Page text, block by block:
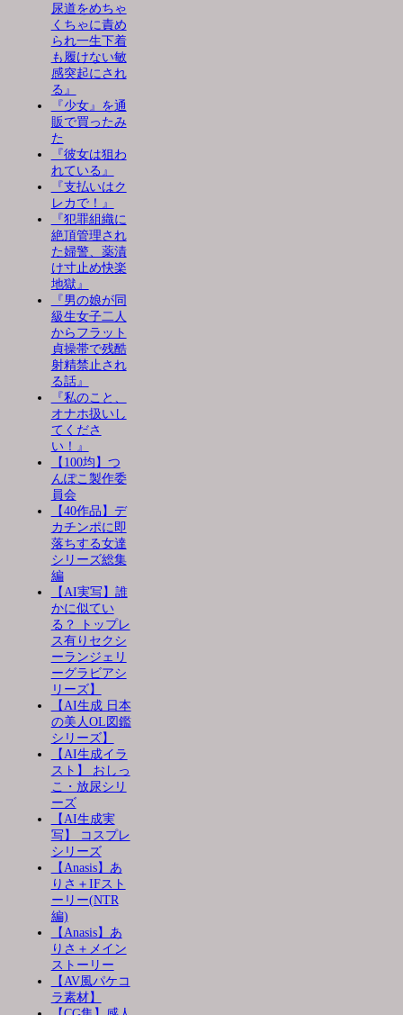
尿道をめちゃ
くちゃに責め
られ一生下着
も履けない敏
感突起にされ
る』
『少女』を通
販で買ったみ
た
『彼女は狙わ
れている』
『支払いはク
レカで！』
『犯罪組織に
絶頂管理され
た婦警、薬漬
け寸止め快楽
地獄』
『男の娘が同
級生女子二人
からフラット
貞操帯で残酷
射精禁止され
る話』
『私のこと、
オナホ扱いし
てくださ
い！』
【100均】つ
んぽこ製作委
員会
【40作品】デ
カチンポに即
落ちする女達
シリーズ総集
編
【AI実写】誰
かに似てい
る？ トップレ
ス有りセクシ
ーランジェリ
ーグラビアシ
リーズ】
【AI生成 日本
の美人OL図鑑
シリーズ】
【AI生成イラ
スト】 おしっ
こ・放尿シリ
ーズ
【AI生成実
写】 コスプレ
シリーズ
【Anasis】あ
りさ＋IFスト
ーリー(NTR
編)
【Anasis】あ
りさ＋メイン
ストーリー
【AV風パケコ
ラ素材】